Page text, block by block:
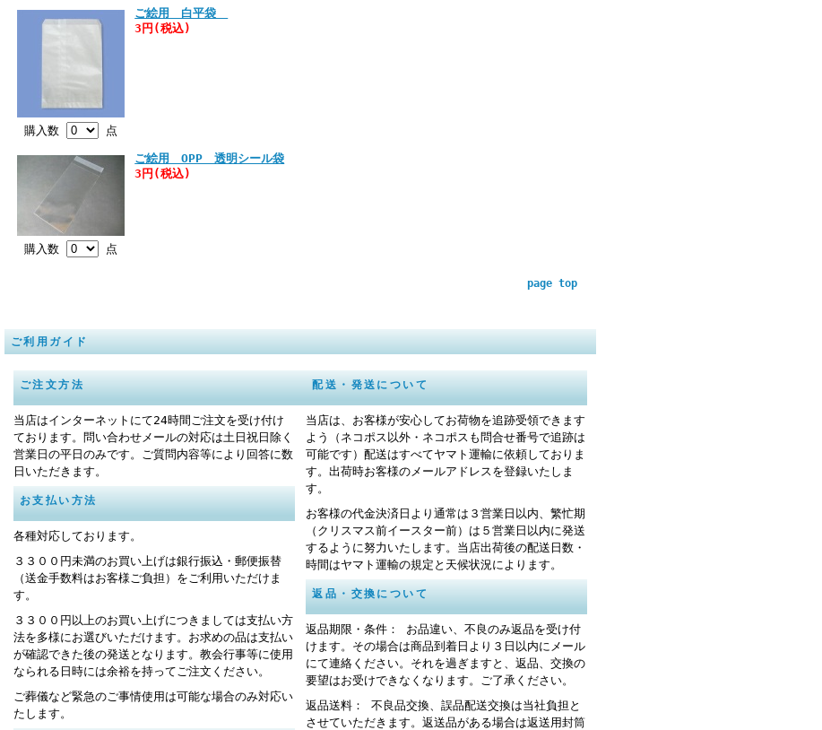
購入数 点
ご絵用 白平袋
3円(税込)
購入数 点
ご絵用 OPP 透明シール袋
3円(税込)
page top
ご利用ガイド
ご注文方法
当店はインターネットにて24時間ご注文を受け付け
ております。問い合わせメールの対応は土日祝日除く
営業日の平日のみです。ご質問内容等により回答に数
日いただきます。
お支払い方法
各種対応しております。
３３００円未満のお買い上げは銀行振込・郵便振替
（送金手数料はお客様ご負担）をご利用いただけま
す。
３３００円以上のお買い上げにつきましては支払い方
法を多様にお選びいただけます。お求めの品は支払い
が確認できた後の発送となります。教会行事等に使用
なられる日時には余裕を持ってご注文ください。
ご葬儀など緊急のご事情使用は可能な場合のみ対応い
たします。
配送・発送について
当店は、お客様が安心してお荷物を追跡受領できます
よう（ネコポス以外・ネコポスも問合せ番号で追跡は
可能です）配送はすべてヤマト運輸に依頼しておりま
す。出荷時お客様のメールアドレスを登録いたしま
す。
お客様の代金決済日より通常は３営業日以内、繁忙期
（クリスマス前イースター前）は５営業日以内に発送
するように努力いたします。当店出荷後の配送日数・
時間はヤマト運輸の規定と天候状況によります。
返品・交換について
返品期限・条件： お品違い、不良のみ返品を受け付
けます。その場合は商品到着日より３日以内にメール
にて連絡ください。それを過ぎますと、返品、交換の
要望はお受けできなくなります。ご了承ください。
返品送料： 不良品交換、誤品配送交換は当社負担と
させていただきます。返送品がある場合は返送用封筒